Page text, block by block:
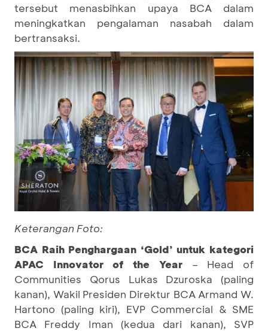
tersebut menasbihkan upaya BCA dalam
meningkatkan pengalaman nasabah dalam
bertransaksi.
Keterangan Foto:
BCA Raih Penghargaan ‘Gold’ untuk kategori
APAC Innovator of the Year– Head of
Communities Qorus Lukas Dzuroska (paling
kanan), Wakil Presiden Direktur BCA Armand W.
Hartono (paling kiri), EVP Commercial & SME
BCA Freddy Iman (kedua dari kanan), SVP